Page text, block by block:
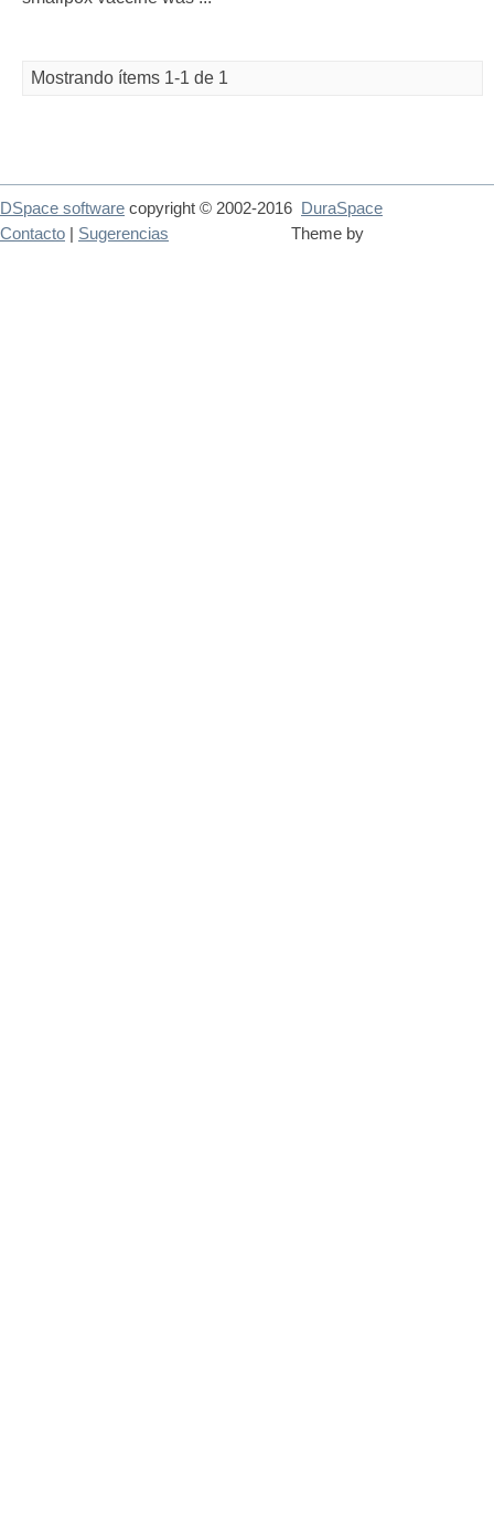
Mostrando ítems 1-1 de 1
DSpace software copyright © 2002-2016
DuraSpace
Theme by
Contacto Sugerencias